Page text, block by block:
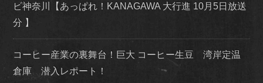
ビ神奈川【あっぱれ！KANAGAWA 大行進 10月5日放送
分 】
コーヒー産業の裏舞台！巨大 コーヒー生豆 湾岸定温
倉庫 潜入レポート！